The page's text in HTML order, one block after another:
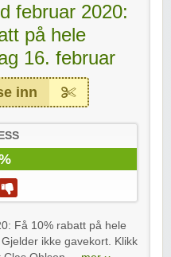
februar 2020:
på hele
16. februar
inn
Få 10% rabatt på hele
ikke gavekort. Klikk